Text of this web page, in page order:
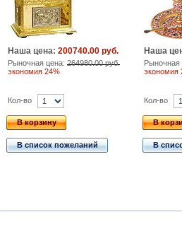
Наша цена: 200740.00 руб.
Рыночная цена: 264980.00 руб.
экономия 24%
Наша
экономия
Кол-во
В корзину
В список пожеланий
Кол-во
В
В